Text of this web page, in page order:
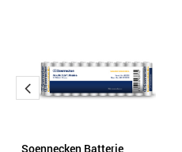
Soennecken Batterie